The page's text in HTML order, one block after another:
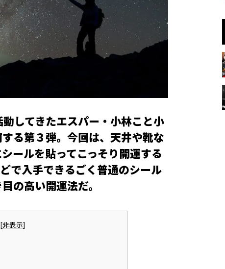
してきたエスパー・小林こと小
る第３弾。今回は、天井や靴な
ールを貼ってこっそり開運する
で入手できるごく普通のシール
の高い開運法だ。
[非表示]